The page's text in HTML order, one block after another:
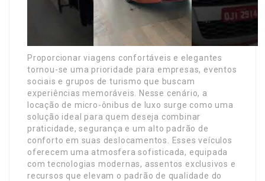
Proporcionar viagens confortáveis e elegantes
tornou-se uma prioridade para empresas, eventos
sociais e grupos de turismo que buscam
experiências memoráveis. Nesse cenário, a
locação de micro-ônibus de luxo surge como uma
solução ideal para quem deseja combinar
praticidade, segurança e um alto padrão de
conforto em suas deslocamentos. Esses veículos
oferecem uma atmosfera sofisticada, equipada
com tecnologias modernas, assentos exclusivos e
recursos que elevam o padrão de qualidade do